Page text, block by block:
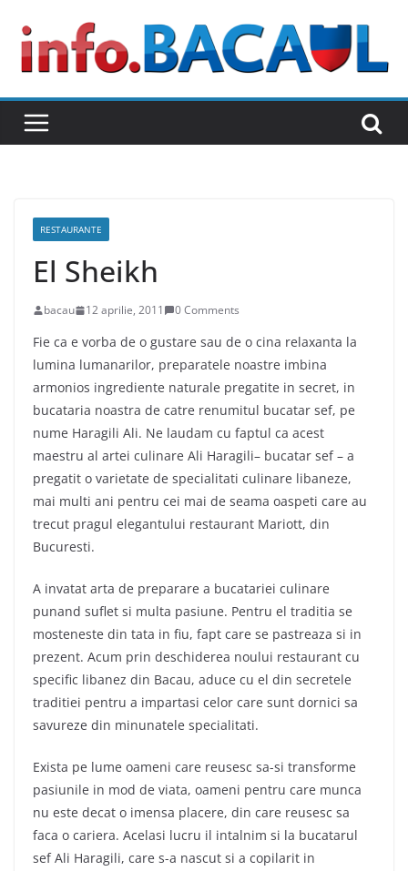
content
RESTAURANTE
El Sheikh
bacau 12 aprilie, 2011 0 Comments
Fie ca e vorba de o gustare sau de o cina relaxanta la
lumina lumanarilor, preparatele noastre imbina
armonios ingrediente naturale pregatite in secret, in
bucataria noastra de catre renumitul bucatar sef, pe
nume Haragili Ali. Ne laudam cu faptul ca acest
maestru al artei culinare Ali Haragili– bucatar sef – a
pregatit o varietate de specialitati culinare libaneze,
mai multi ani pentru cei mai de seama oaspeti care au
trecut pragul elegantului restaurant Mariott, din
Bucuresti.
A invatat arta de preparare a bucatariei culinare
punand suflet si multa pasiune. Pentru el traditia se
mosteneste din tata in fiu, fapt care se pastreaza si in
prezent. Acum prin deschiderea noului restaurant cu
specific libanez din Bacau, aduce cu el din secretele
traditiei pentru a impartasi celor care sunt dornici sa
savureze din minunatele specialitati.
Exista pe lume oameni care reusesc sa-si transforme
pasiunile in mod de viata, oameni pentru care munca
nu este decat o imensa placere, din care reusesc sa
faca o cariera. Acelasi lucru il intalnim si la bucatarul
sef Ali Haragili, care s-a nascut si a copilarit in